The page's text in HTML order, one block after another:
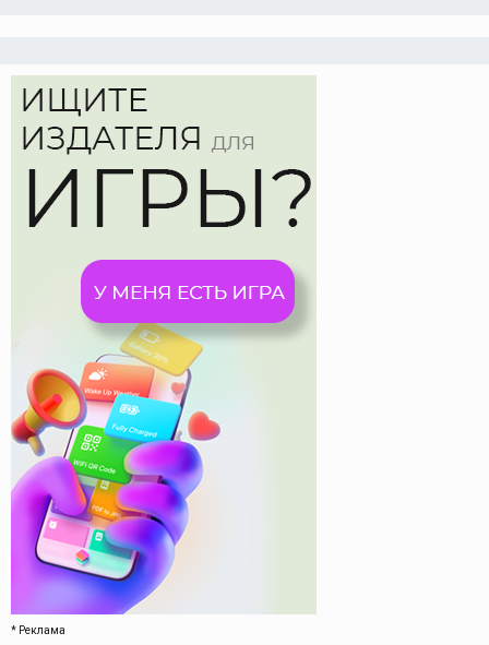
* Реклама